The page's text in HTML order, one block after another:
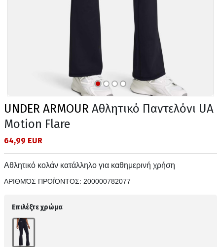
UNDER ARMOUR Αθλητικό Παντελόνι UA
Motion Flare
64,99 EUR
Αθλητικό κολάν κατάλληλο για καθημερινή χρήση
ΑΡΙΘΜΌΣ ΠΡΟΪΌΝΤΟΣ: 200000782077
Επιλέξτε χρώμα